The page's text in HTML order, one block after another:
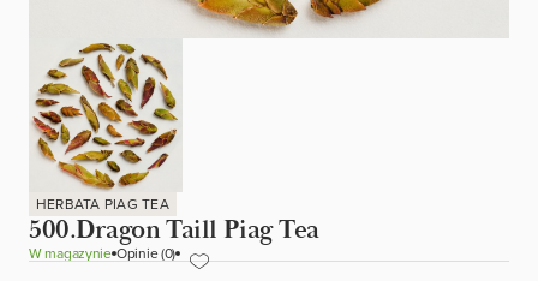
HERBATA PIAG TEA
500.Dragon Taill Piag Tea
W magazynie Opinie (0)